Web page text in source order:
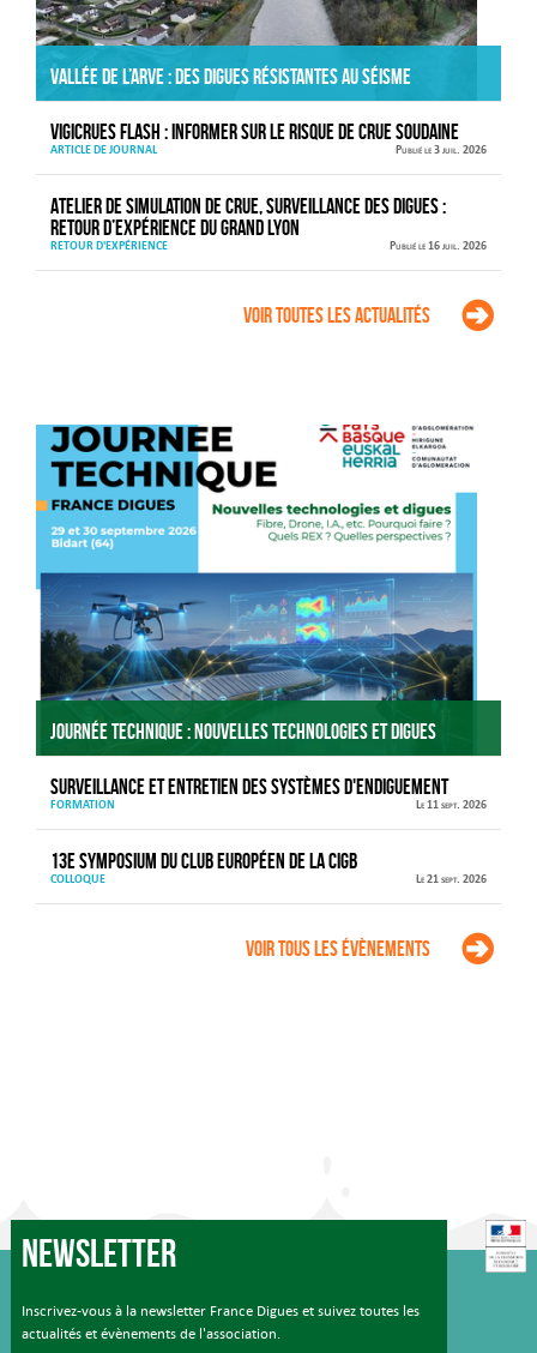
Vallée de l’Arve : des digues résistantes au séisme
VIGICRUES FLASH : informer sur le risque de crue soudaine
ARTICLE DE JOURNAL Publié le 3 juil. 2026
Atelier de simulation de crue, surveillance des digues :
retour d’expérience du Grand Lyon
RETOUR D'EXPÉRIENCE Publié le 16 juil. 2026
Voir toutes les actualités
Journée technique : Nouvelles technologies et digues
Surveillance et entretien des systèmes d'endiguement
FORMATION Le 11 sept. 2026
13e Symposium du Club européen de la CIGB
COLLOQUE Le 21 sept. 2026
Voir tous les évènements
Newsletter
Inscrivez-vous à la newsletter France Digues et suivez toutes les
actualités et évènements de l'association.